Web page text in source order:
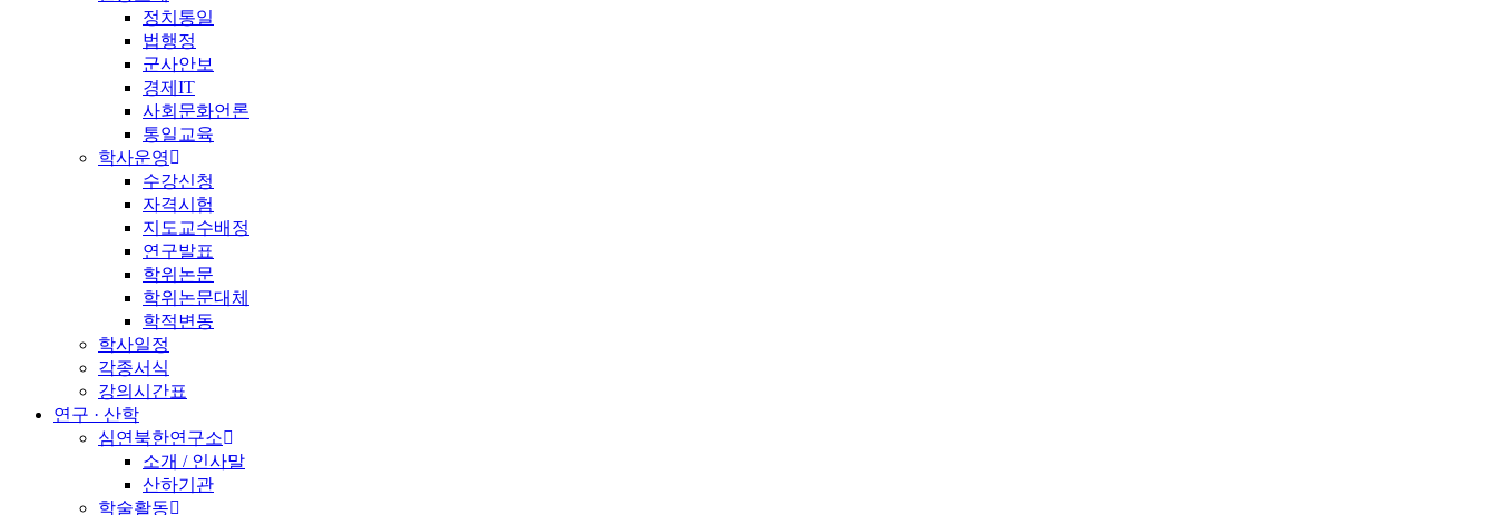
정치통일
법행정
군사안보
경제IT
사회문화언론
통일교육
학사운영
수강신청
자격시험
지도교수배정
연구발표
학위논문
학위논문대체
학적변동
학사일정
각종서식
강의시간표
연구 · 산학
심연북한연구소
소개 / 인사말
산하기관
학술활동